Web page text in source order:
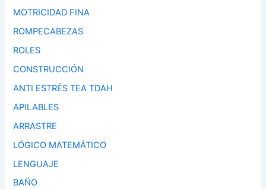
MOTRICIDAD FINA
ROMPECABEZAS
ROLES
CONSTRUCCIÓN
ANTI ESTRÉS TEA TDAH
APILABLES
ARRASTRE
LÓGICO MATEMÁTICO
LENGUAJE
BAÑO